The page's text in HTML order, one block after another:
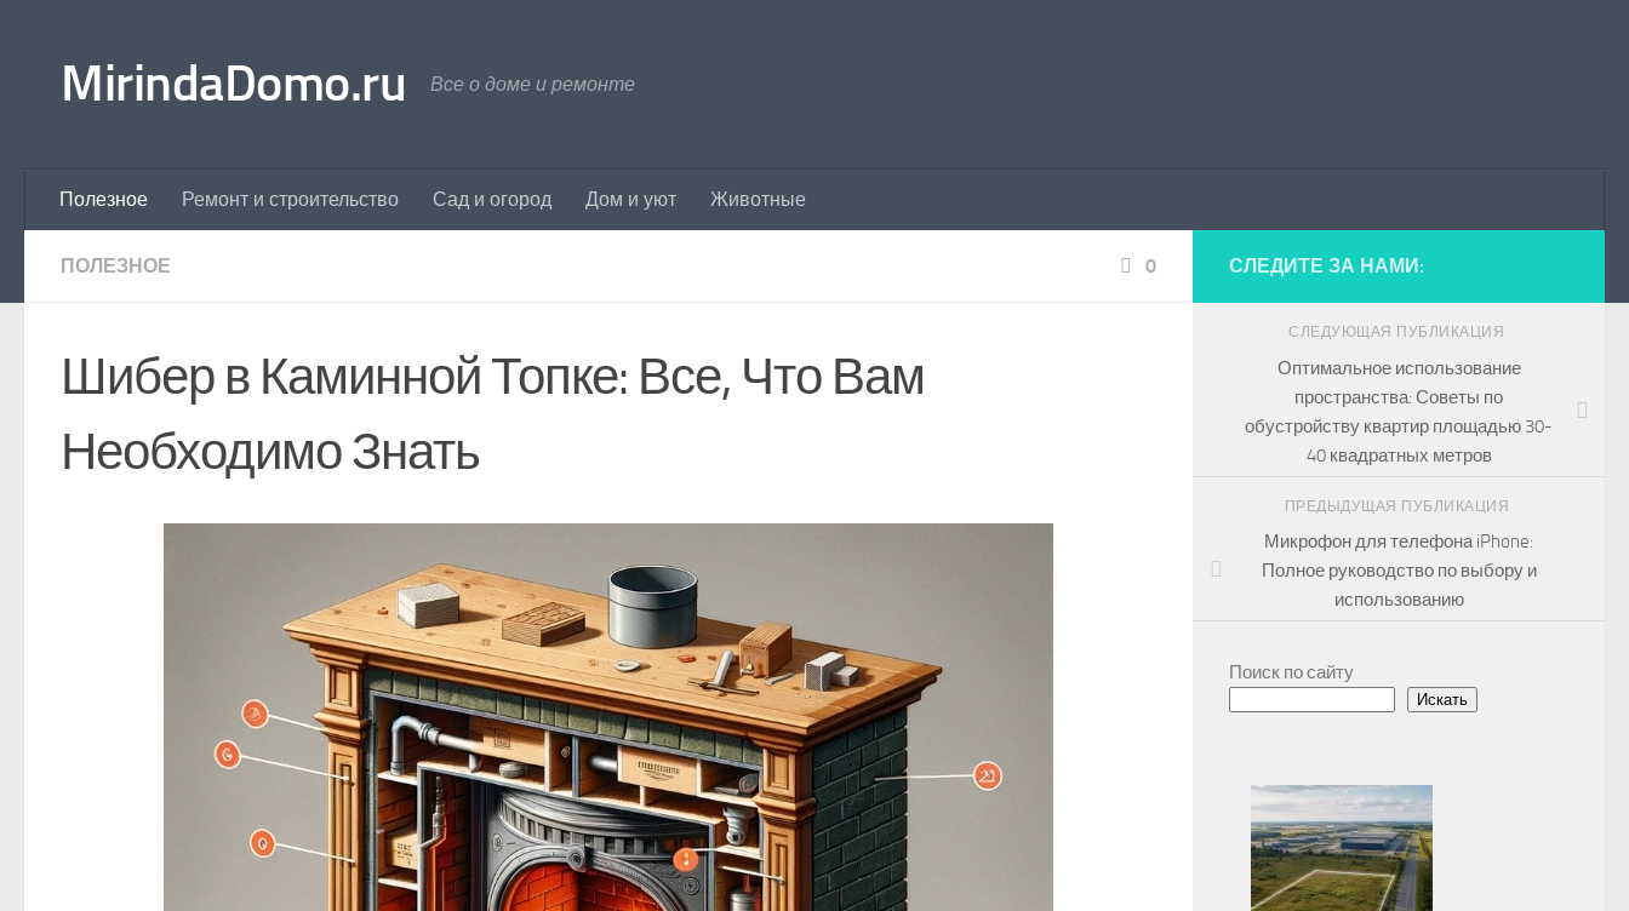
MirindaDomo.ru Все о доме и ремонте
Полезное Ремонт и строительство Сад и огород Дом и уют Животные
ПОЛЕЗНОЕ 0
Шибер в Каминной Топке: Все, Что Вам
Необходимо Знать
СЛЕДИТЕ ЗА НАМИ:
СЛЕДУЮЩАЯ ПУБЛИКАЦИЯ
Оптимальное использование
пространства: Советы по
обустройству квартир площадью 30-
40 квадратных метров
ПРЕДЫДУЩАЯ ПУБЛИКАЦИЯ
Микрофон для телефона iPhone:
Полное руководство по выбору и
использованию
Поиск по сайту
Искать